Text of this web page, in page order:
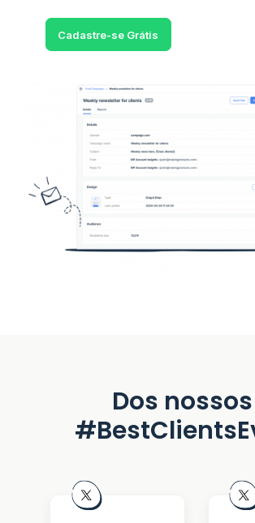
Cadastre-se Grátis
Dos nossos